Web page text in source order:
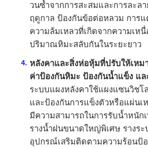
วนซ้ำจากการสะสมและการละล
ฤดูกาล ป้องกันข้อต่อหลวม การแ
ความล้มเหลวที่เกิดจากความเห
ปริมาณหิมะสลับกันในระยะยาว
หลังคาและสิ่งห่อหุ้มที่ปรับให้เหม
ค่าป้องกันหิมะ ป้องกันน้ำแข็ง แล
ระบบแผงหลังคาใช้แผงแซนวิชโ
และป้องกันการแข็งตัวหรือแผ่นเ
มีความสามารถในการรับน้ำหนัก
รางน้ำฝนขนาดใหญ่พิเศษ รางระ
อุปกรณ์เสริมติดตามความร้อนป้